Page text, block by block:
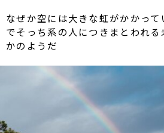
なぜか空には大きな虹がかかっ
でそっち系の人につきまとわれ
かのようだ